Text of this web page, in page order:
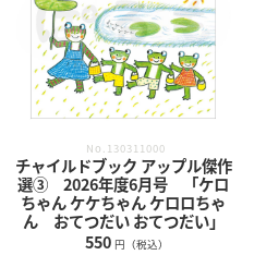
No.130311000
チャイルドブック アップル傑作
選③ 2026年度6月号 「ケロ
ちゃん ケケちゃん ケロロちゃ
ん おてつだい おてつだい」
550 円（税込）